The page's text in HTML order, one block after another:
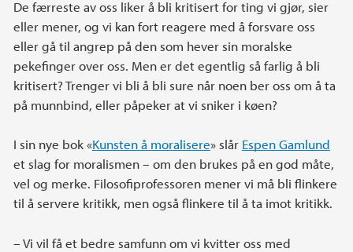
De færreste av oss liker å bli kritisert for ting vi gjør, sier
eller mener, og vi kan fort reagere med å forsvare oss
eller gå til angrep på den som hever sin moralske
pekefinger over oss. Men er det egentlig så farlig å bli
kritisert? Trenger vi bli å bli sure når noen ber oss om å ta
på munnbind, eller påpeker at vi sniker i køen?
I sin nye bok «Kunsten å moralisere» slår Espen Gamlund
et slag for moralismen – om den brukes på en god måte,
vel og merke. Filosofiprofessoren mener vi må bli flinkere
til å servere kritikk, men også flinkere til å ta imot kritikk.
– Vi vil få et bedre samfunn om vi kvitter oss med